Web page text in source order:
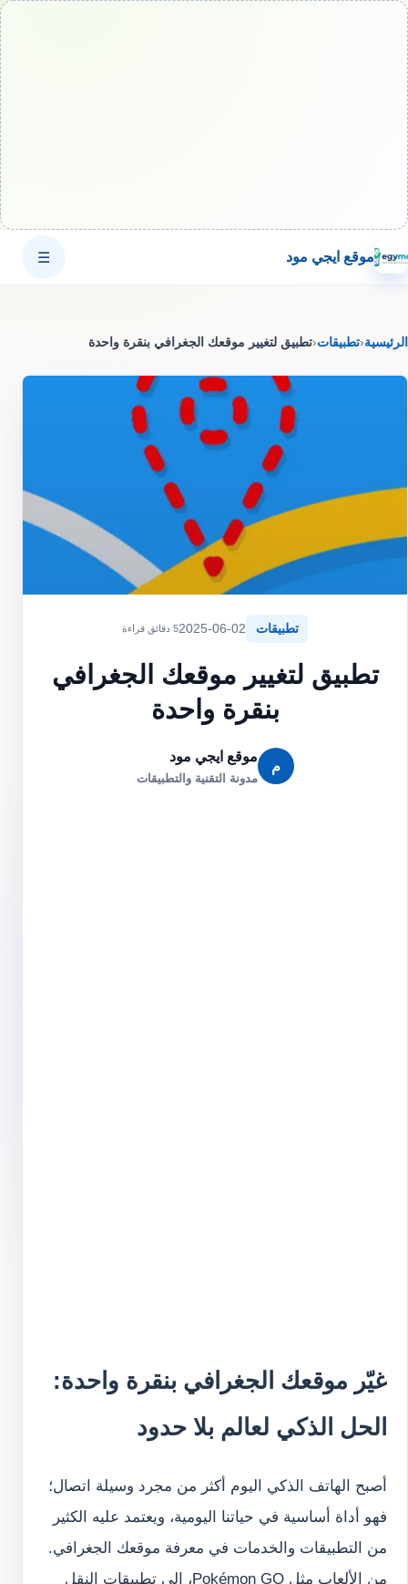
موقع ايجي مود ☰
الرئيسية‹تطبيقات‹تطبيق لتغيير موقعك الجغرافي بنقرة واحدة
تطبيقات 2025-06-025 دقائق قراءة
تطبيق لتغيير موقعك الجغرافي
بنقرة واحدة
م
موقع ايجي مود
مدونة التقنية والتطبيقات
غيّر موقعك الجغرافي بنقرة واحدة:
الحل الذكي لعالم بلا حدود
أصبح الهاتف الذكي اليوم أكثر من مجرد وسيلة اتصال؛
فهو أداة أساسية في حياتنا اليومية، ويعتمد عليه الكثير
من التطبيقات والخدمات في معرفة موقعك الجغرافي.
من الألعاب مثل Pokémon GO، إلى تطبيقات النقل